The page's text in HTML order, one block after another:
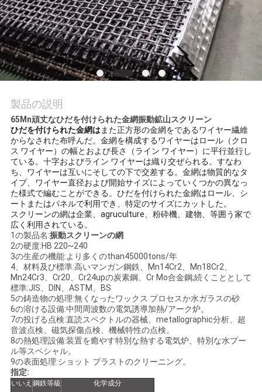
達
に
連
絡
し
な
さ
い
引
用
を
要
求
し
な
さ
製品の説明
65Mn頑丈なひだを付けられた金網振動鉱山スクリーン
ひだを付けられた金網はまた正方形の金網をであるワイヤー繊維
からなされた布呼んだ。金網を構成するワイヤーはロール（クロ
ス ワイヤー）の幅とおよび長さ（ライン ワイヤー）に平行並行し
ている。十字およびライン ワイヤーは織り交ぜられる。すなわ
ち、ワイヤーは互いにそしての下で交差する。金網は物質的なタ
イプ、ワイヤー直径および開始サイズによっていくつかの異なっ
た様式で編むことができる。ひだを付けられた金網はロール、シ
ートまたはパネルで利用でき、特定のサイズにカットした。
スクリーンの網は企業、agruculture、粉砕機、建物、等囲う家で
広く利用されている。
1の製品名:振動スクリーンの網
2の硬度:HB 220~240
3の生産の機能:より多くのthan45000tons/年
4、材料及び標準:高いマンガン鋼鉄、Mn14Cr2、Mn18Cr2、
Mn24Cr3、Cr20、Cr24upの炭素鋼、Cr Mo合金鋼;続くこととして
標準:JIS、DIN、ASTM、BS
5の鋳造物の処理:無くなったワックス プロセスか水ガラスの砂
6の溶ける設備:中間周波数の電気誘導加熱/アーク炉。
7の投げる点検:直読スペクトルの器械、metallographic分析、超
音波点検、磁気探傷点検、機械特性の点検。
8の熱処理設備:装置を癒やす特別な熱する電気炉、特別な水プー
ル等スペシャル。
9の表面処理:ショット ブラストのクリーニング。
指定:
いいえ 鋼鉄等級
化学成分